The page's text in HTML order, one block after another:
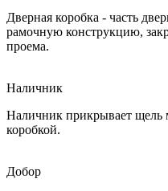
Дверная коробка - часть
рамочную конструкцию,
проема.
Наличник
Наличник прикрывает щель
коробкой.
Добор